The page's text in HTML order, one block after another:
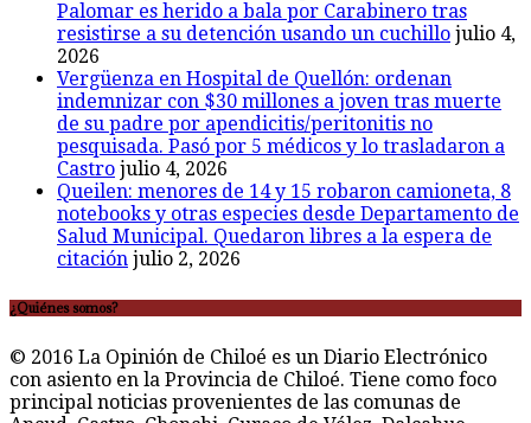
Palomar es herido a bala por Carabinero tras
resistirse a su detención usando un cuchillo julio 4,
2026
Vergüenza en Hospital de Quellón: ordenan
indemnizar con $30 millones a joven tras muerte
de su padre por apendicitis/peritonitis no
pesquisada. Pasó por 5 médicos y lo trasladaron a
Castro julio 4, 2026
Queilen: menores de 14 y 15 robaron camioneta, 8
notebooks y otras especies desde Departamento de
Salud Municipal. Quedaron libres a la espera de
citación julio 2, 2026
¿Quiénes somos?
© 2016 La Opinión de Chiloé es un Diario Electrónico
con asiento en la Provincia de Chiloé. Tiene como foco
principal noticias provenientes de las comunas de